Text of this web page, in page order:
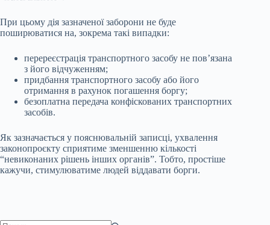
При цьому дія зазначеної заборони не буде
поширюватися на, зокрема такі випадки:
перереєстрація транспортного засобу не пов’язана
з його відчуженням;
придбання транспортного засобу або його
отримання в рахунок погашення боргу;
безоплатна передача конфіскованих транспортних
засобів.
Як зазначається у пояснювальній записці, ухвалення
законопроєкту сприятиме зменшенню кількості
“невиконаних рішень інших органів”. Тобто, простіше
кажучи, стимулюватиме людей віддавати борги.